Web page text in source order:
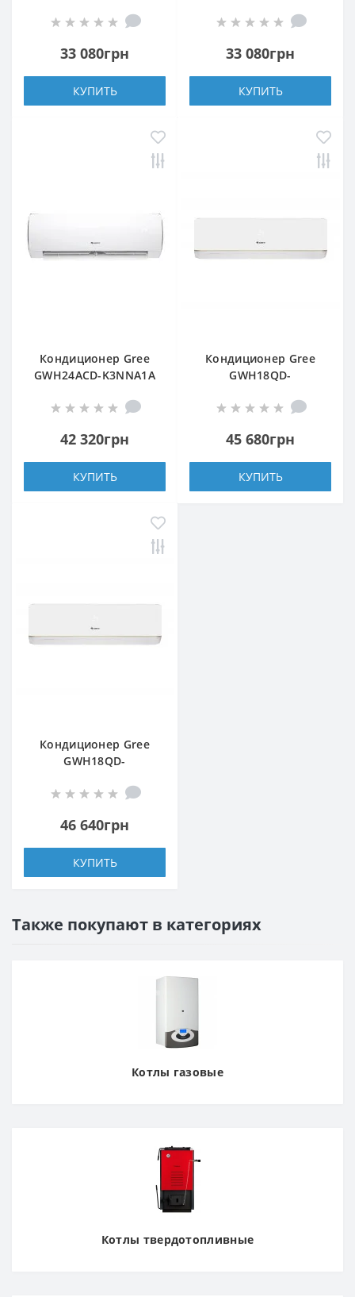
33 080грн
КУПИТЬ
33 080грн
КУПИТЬ
Кондиционер Gree
GWH24ACD-K3NNA1A
42 320грн
КУПИТЬ
Кондиционер Gree
GWH18QD-
45 680грн
КУПИТЬ
Кондиционер Gree
GWH18QD-
46 640грн
КУПИТЬ
Также покупают в категориях
Котлы газовые
Котлы твердотопливные